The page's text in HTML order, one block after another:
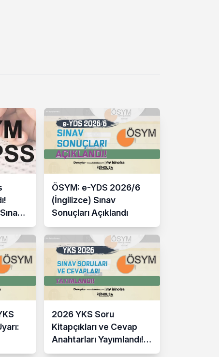
ÖSYM: e-YDS 2026/6
(İngilizce) Sınav
Sonuçları Açıklandı
2026 YKS Soru
Kitapçıkları ve Cevap
Anahtarları Yayımlandı!
ÖSYM Erişime Açtı